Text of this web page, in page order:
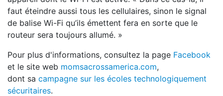
faut éteindre aussi tous les cellulaires, sinon le signal
de balise Wi-Fi qu’ils émettent fera en sorte que le
routeur sera toujours allumé. »
Pour plus d'informations, consultez la page Facebook
et le site web momsacrossamerica.com,
dont sa campagne sur les écoles technologiquement
sécuritaires.